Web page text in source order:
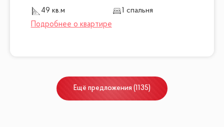
49 кв.м
1 спальня
Ещё предложения (1135)